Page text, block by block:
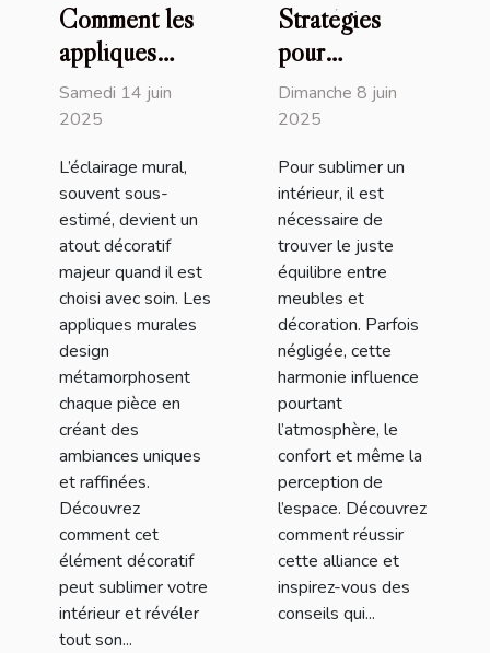
Comment les
appliques
murales design
transforment
votre intérieur
Samedi 14 juin
2025
L’éclairage mural,
souvent sous-
estimé, devient un
atout décoratif
majeur quand il est
choisi avec soin. Les
appliques murales
design
métamorphosent
chaque pièce en
créant des
ambiances uniques
et raffinées.
Découvrez
comment cet
élément décoratif
peut sublimer votre
intérieur et révéler
tout son...
Stratégies
pour
harmoniser
vos meubles
décoration
intérieure
Dimanche 8 juin
2025
Pour sublimer un
intérieur, il est
nécessaire de
trouver le juste
équilibre entre
meubles et
décoration. Parfois
négligée, cette
harmonie influence
pourtant
l’atmosphère, le
confort et même la
perception de
l’espace. Découvrez
comment réussir
cette alliance et
inspirez-vous des
conseils qui...